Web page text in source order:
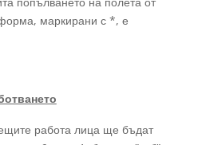
маркирани с *, е
работа лица ще бъдат